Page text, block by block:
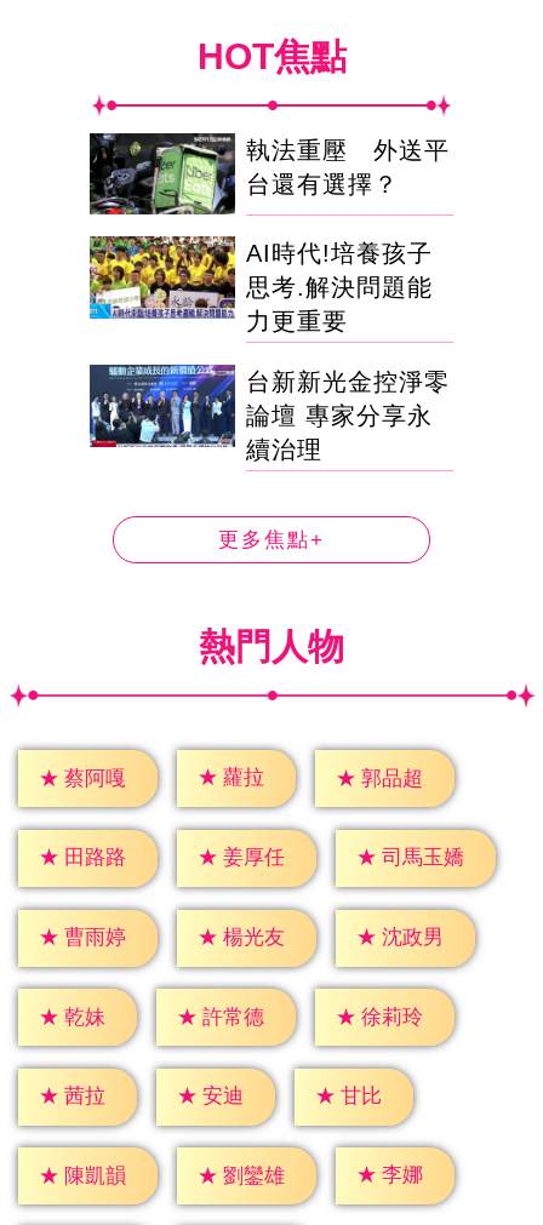
HOT焦點
執法重壓 外送平
台還有選擇？
AI時代!培養孩子
思考.解決問題能
力更重要
台新新光金控淨零
論壇 專家分享永
續治理
更多焦點+
熱門人物
★ 蔡阿嘎 ★ 蘿拉 ★ 郭品超
★ 田路路 ★ 姜厚任 ★ 司馬玉嬌
★ 曹雨婷 ★ 楊光友 ★ 沈政男
★ 乾妹 ★ 許常德 ★ 徐莉玲
★ 茜拉 ★ 安迪 ★ 甘比
★ 陳凱韻 ★ 劉鑾雄 ★ 李娜